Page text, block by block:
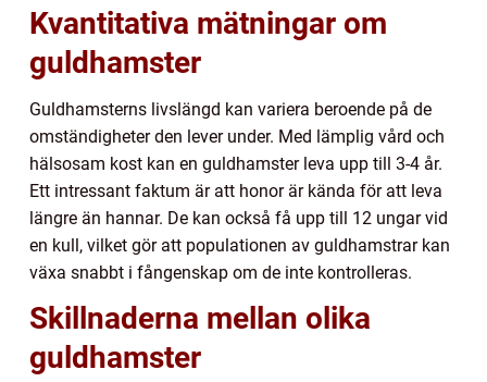
Kvantitativa mätningar om
guldhamster
Guldhamsterns livslängd kan variera beroende på de
omständigheter den lever under. Med lämplig vård och
hälsosam kost kan en guldhamster leva upp till 3-4 år.
Ett intressant faktum är att honor är kända för att leva
längre än hannar. De kan också få upp till 12 ungar vid
en kull, vilket gör att populationen av guldhamstrar kan
växa snabbt i fångenskap om de inte kontrolleras.
Skillnaderna mellan olika
guldhamster